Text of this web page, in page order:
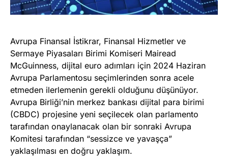
Avrupa Finansal İstikrar, Finansal Hizmetler ve
Sermaye Piyasaları Birimi Komiseri Mairead
McGuinness, dijital euro adımları için 2024 Haziran
Avrupa Parlamentosu seçimlerinden sonra acele
etmeden ilerlemenin gerekli olduğunu düşünüyor.
Avrupa Birliği’nin merkez bankası dijital para birimi
(CBDC) projesine yeni seçilecek olan parlamento
tarafından onaylanacak olan bir sonraki Avrupa
Komitesi tarafından “sessizce ve yavaşça”
yaklaşılması en doğru yaklaşım.